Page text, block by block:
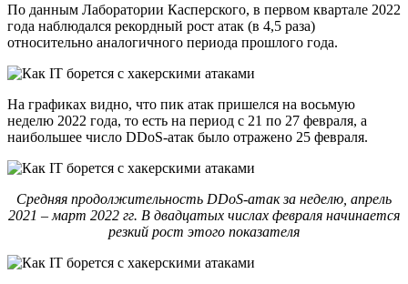
По данным Лаборатории Касперского, в первом квартале 2022
года наблюдался рекордный рост атак (в 4,5 раза)
относительно аналогичного периода прошлого года.
На графиках видно, что пик атак пришелся на восьмую
неделю 2022 года, то есть на период с 21 по 27 февраля, а
наибольшее число DDoS-атак было отражено 25 февраля.
Средняя продолжительность DDoS-атак за неделю, апрель
2021 – март 2022 гг. В двадцатых числах февраля начинается
резкий рост этого показателя